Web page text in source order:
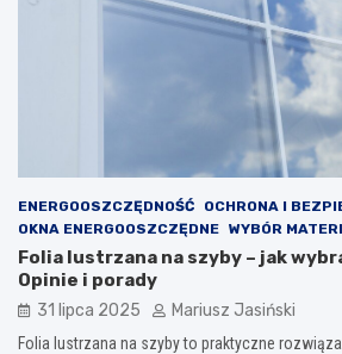
ENERGOOSZCZĘDNOŚĆ
OCHRONA I
OKNA ENERGOOSZCZĘDNE WYBÓR
Folia lustrzana na szyby – jak
Opinie i porady
31 lipca 2025 Mariusz Jasiński
Folia lustrzana na szyby to praktyczne